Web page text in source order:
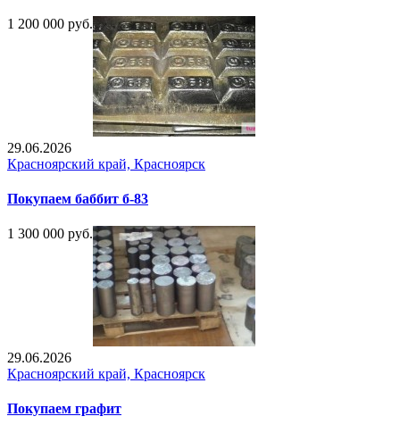
1 200 000 руб.
29.06.2026
Красноярский край, Красноярск
Покупаем баббит б-83
1 300 000 руб.
29.06.2026
Красноярский край, Красноярск
Покупаем графит